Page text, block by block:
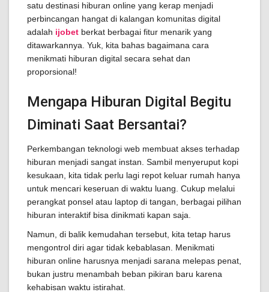
satu destinasi hiburan online yang kerap menjadi
perbincangan hangat di kalangan komunitas digital
adalah ijobet berkat berbagai fitur menarik yang
ditawarkannya. Yuk, kita bahas bagaimana cara
menikmati hiburan digital secara sehat dan
proporsional!
Mengapa Hiburan Digital Begitu
Diminati Saat Bersantai?
Perkembangan teknologi web membuat akses terhadap
hiburan menjadi sangat instan. Sambil menyeruput kopi
kesukaan, kita tidak perlu lagi repot keluar rumah hanya
untuk mencari keseruan di waktu luang. Cukup melalui
perangkat ponsel atau laptop di tangan, berbagai pilihan
hiburan interaktif bisa dinikmati kapan saja.
Namun, di balik kemudahan tersebut, kita tetap harus
mengontrol diri agar tidak kebablasan. Menikmati
hiburan online harusnya menjadi sarana melepas penat,
bukan justru menambah beban pikiran baru karena
kehabisan waktu istirahat.